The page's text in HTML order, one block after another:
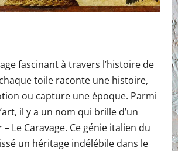
fascinant à travers l’histoire de
toile raconte une histoire,
ou capture une époque. Parmi
il y a un nom qui brille d’un
Le Caravage. Ce génie italien du
un héritage indélébile dans le